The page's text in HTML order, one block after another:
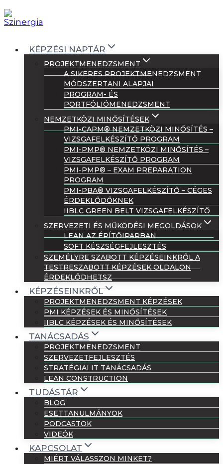
Skip
to
content
KÉPZÉSI NAPTÁR
PROJEKTMENEDZSMENT
A SIKERES PROJEKTMENEDZSMENT
MÓDSZERTANI ALAPJAI
PROGRAM- ÉS
PORTFÓLIÓMENEDZSMENT
NEMZETKÖZI MINŐSÍTÉSEK
PMI-CAPM® NEMZETKÖZI MINŐSÍTÉS –
VIZSGAFELKÉSZÍTŐ PROGRAM
PMI-PMP® NEMZETKÖZI MINŐSÍTÉS –
VIZSGAFELKÉSZÍTŐ PROGRAM
PMI-PMP® – EXAM PREPARATION
PROGRAM
PMI-PBA® VIZSGAFELKÉSZÍTŐ – CÉGES
ÉRDEKLŐDŐKNEK
IIBLC GREEN BELT VIZSGAFELKÉSZÍTŐ
SZERVEZETI ÉS MŰKÖDÉSI MEGOLDÁSOK
LEAN AZ ÉPÍTŐIPARBAN
SOFT KÉSZSÉGFEJLESZTÉS
SZEMÉLYRE SZABOTT KÉPZÉSEINKRŐL A
TESTRESZABOTT KÉPZÉSEK OLDALON
ÉRDEKLŐDHETSZ
KÉPZÉSEINKRŐL
PROJEKTMENEDZSMENT KÉPZÉSEK
PMI KÉPZÉSEK ÉS MINŐSÍTÉSEK
IIBLC KÉPZÉSEK ÉS MINŐSÍTÉSEK
TANÁCSADÁS
PROJEKTMENEDZSMENT
SZERVEZETFEJLESZTÉS
STRATÉGIAI IT TANÁCSADÁS
LEAN CONSTRUCTION
TUDÁSTÁR
BLOG
ESETTANULMÁNYOK
PODCASTOK
VIDEÓK
KAPCSOLAT
MIÉRT VÁLASSZON MINKET?